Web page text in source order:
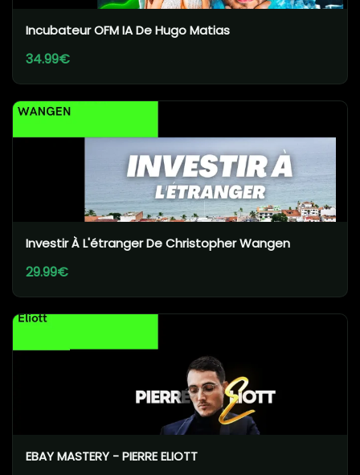
Incubateur OFM IA De Hugo Matias
34.99€
Investir À L'étranger De Christopher Wangen
29.99€
EBAY MASTERY - PIERRE ELIOTT